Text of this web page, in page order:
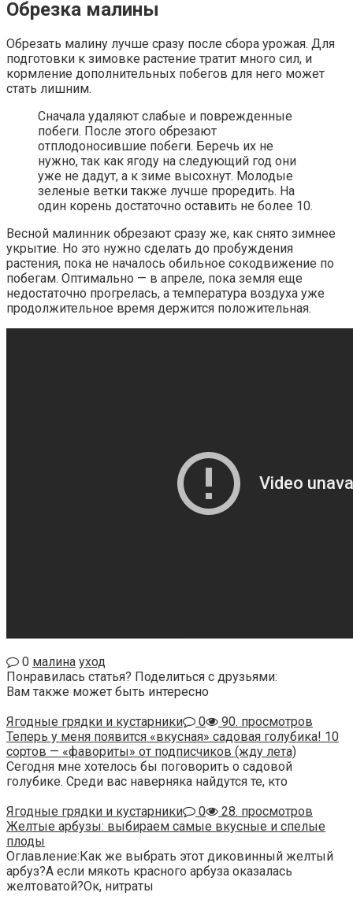
Обрезка малины
Обрезать малину лучше сразу после сбора урожая. Для
подготовки к зимовке растение тратит много сил, и
кормление дополнительных побегов для него может
стать лишним.
Сначала удаляют слабые и поврежденные
побеги. После этого обрезают
отплодоносившие побеги. Беречь их не
нужно, так как ягоду на следующий год они
уже не дадут, а к зиме высохнут. Молодые
зеленые ветки также лучше проредить. На
один корень достаточно оставить не более 10.
Весной малинник обрезают сразу же, как снято зимнее
укрытие. Но это нужно сделать до пробуждения
растения, пока не началось обильное сокодвижение по
побегам. Оптимально — в апреле, пока земля еще
недостаточно прогрелась, а температура воздуха уже
продолжительное время держится положительная.
0 малина уход
Понравилась статья? Поделиться с друзьями:
Вам также может быть интересно
Ягодные грядки и кустарники
0
90. просмотров
Теперь у меня появится «вкусная» садовая голубика! 10
сортов — «фавориты» от подписчиков (жду лета)
Сегодня мне хотелось бы поговорить о садовой
голубике. Среди вас наверняка найдутся те, кто
Ягодные грядки и кустарники
0
28. просмотров
Желтые арбузы: выбираем самые вкусные и спелые
плоды
Оглавление:Как же выбрать этот диковинный желтый
арбуз?А если мякоть красного арбуза оказалась
желтоватой?Ок, нитраты